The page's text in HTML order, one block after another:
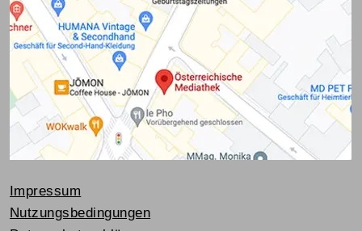
Impressum
Nutzungsbedingungen